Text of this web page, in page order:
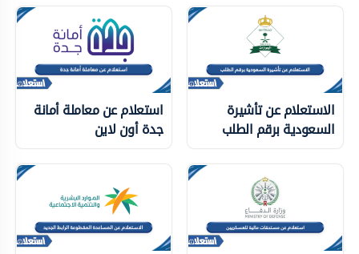
الاستعلام عن تأشيرة
السعودية برقم الطلب
استعلام عن معاملة أمانة
جدة أون لاين